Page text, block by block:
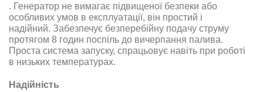
. Генератор не вимагає підвищеної безпеки або
особливих умов в експлуатації, він простий і
надійний. Забезпечує безперебійну подачу струму
протягом 8 годин поспіль до вичерпання палива.
Проста система запуску, спрацьовує навіть при роботі
в низьких температурах.
Надійність